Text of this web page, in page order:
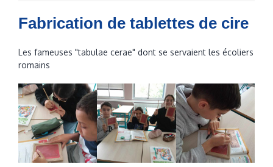
Fabrication de tablettes de cire
Les fameuses "tabulae cerae" dont se servaient les écoliers
romains